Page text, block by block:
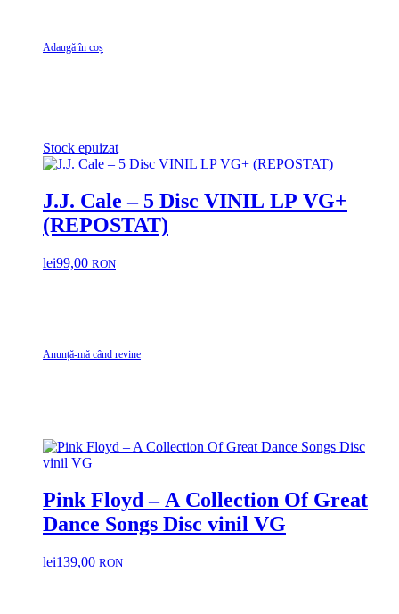
Adaugă în coș
Stock epuizat
J.J. Cale – 5 Disc VINIL LP VG+
(REPOSTAT)
lei99,00 RON
Anunță-mă când revine
Pink Floyd – A Collection Of Great
Dance Songs Disc vinil VG
lei139,00 RON